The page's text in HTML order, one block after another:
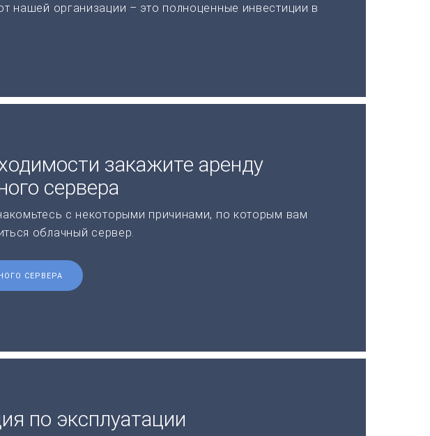
нашей организации – это полноценные инвестиции в
закажите аренду
сервера
с некоторыми причинами, по которым вам
облачный сервер.
СЕРВЕРА
по эксплуатации